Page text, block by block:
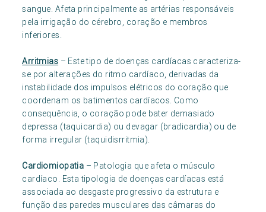
sangue. Afeta principalmente as artérias responsáveis
pela irrigação do cérebro, coração e membros
inferiores.
Arritmias – Este tipo de doenças cardíacas caracteriza-
se por alterações do ritmo cardíaco, derivadas da
instabilidade dos impulsos elétricos do coração que
coordenam os batimentos cardíacos. Como
consequência, o coração pode bater demasiado
depressa (taquicardia) ou devagar (bradicardia) ou de
forma irregular (taquidisrritmia).
Cardiomiopatia – Patologia que afeta o músculo
cardíaco. Esta tipologia de doenças cardíacas está
associada ao desgaste progressivo da estrutura e
função das paredes musculares das câmaras do